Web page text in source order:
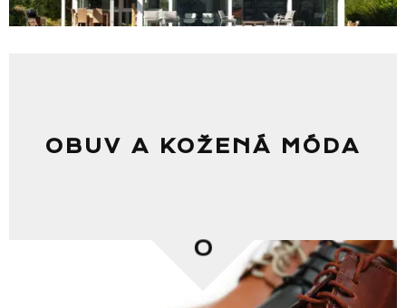
Seznam prodejen
OBUV A KOŽENÁ MÓDA
0